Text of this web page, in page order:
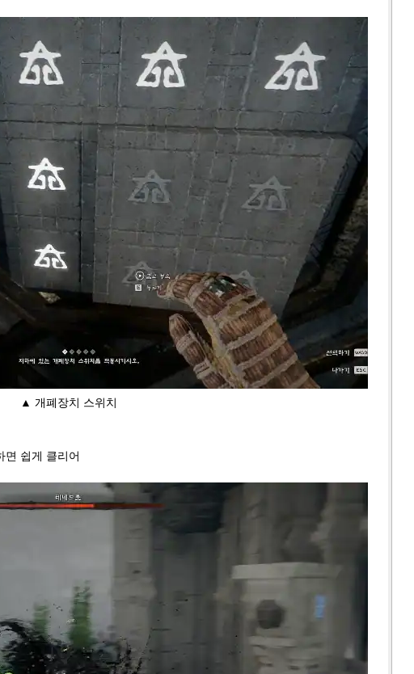
▲ 개폐장치 스위치
면 쉽게 클리어